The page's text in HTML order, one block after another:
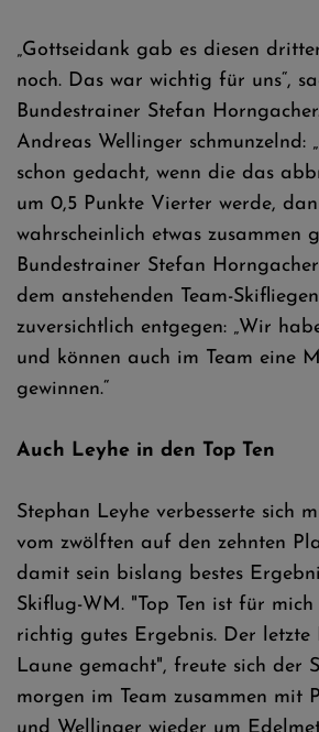
„Gottseidank gab es diesen
noch. Das war wichtig für uns“,
Bundestrainer Stefan
Andreas Wellinger schmunzelnd:
schon gedacht, wenn die das
um 0,5 Punkte Vierter werde,
wahrscheinlich etwas zusammen
Bundestrainer Stefan
dem anstehenden Team-
zuversichtlich entgegen: „Wir
und können auch im Team eine
gewinnen.“
Auch Leyhe in den Top Ten
Stephan Leyhe verbesserte sich
vom zwölften auf den zehnten
damit sein bislang bestes
Skiflug-WM. "Top Ten ist für
richtig gutes Ergebnis. Der
Laune gemacht", freute sich der
morgen im Team zusammen mit